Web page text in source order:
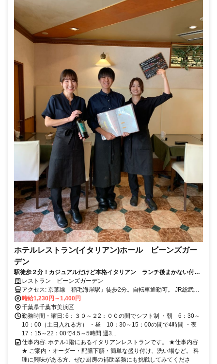
ホテルレストラン(イタリアン)ホール ビーンズガー
デン
駅徒歩２分！カジュアルだけど本格イタリアン ランチ後まかない付
未経験者大歓迎！2週毎の希望シフトで融通◎
レストラン ビーンズガーデン
アクセス: 京葉線「稲毛海岸駅」徒歩2分。自転車通勤可。 JR総武線
ご利用の方は、稲毛駅からのバス（約15分）が便利です。
時給1,230円～1,400円
千葉県千葉市美浜区
勤務時間・曜日: 6：３０～２2：００の間でシフト制 ・朝 6：30～
10：00（土日入れる方） ・昼 10：30～15：00の間で4時間 ・夜
17：15～22：00で4.5～5時間 週3...
仕事内容: ホテル1階にあるイタリアンレストランです。 ★仕事内容
★ ご案内・オーダー・配膳下膳・簡単な盛り付け、洗い場など。 料
理に興味がある方、ぜひ厨房の補助業務にも挑戦してみてくださ